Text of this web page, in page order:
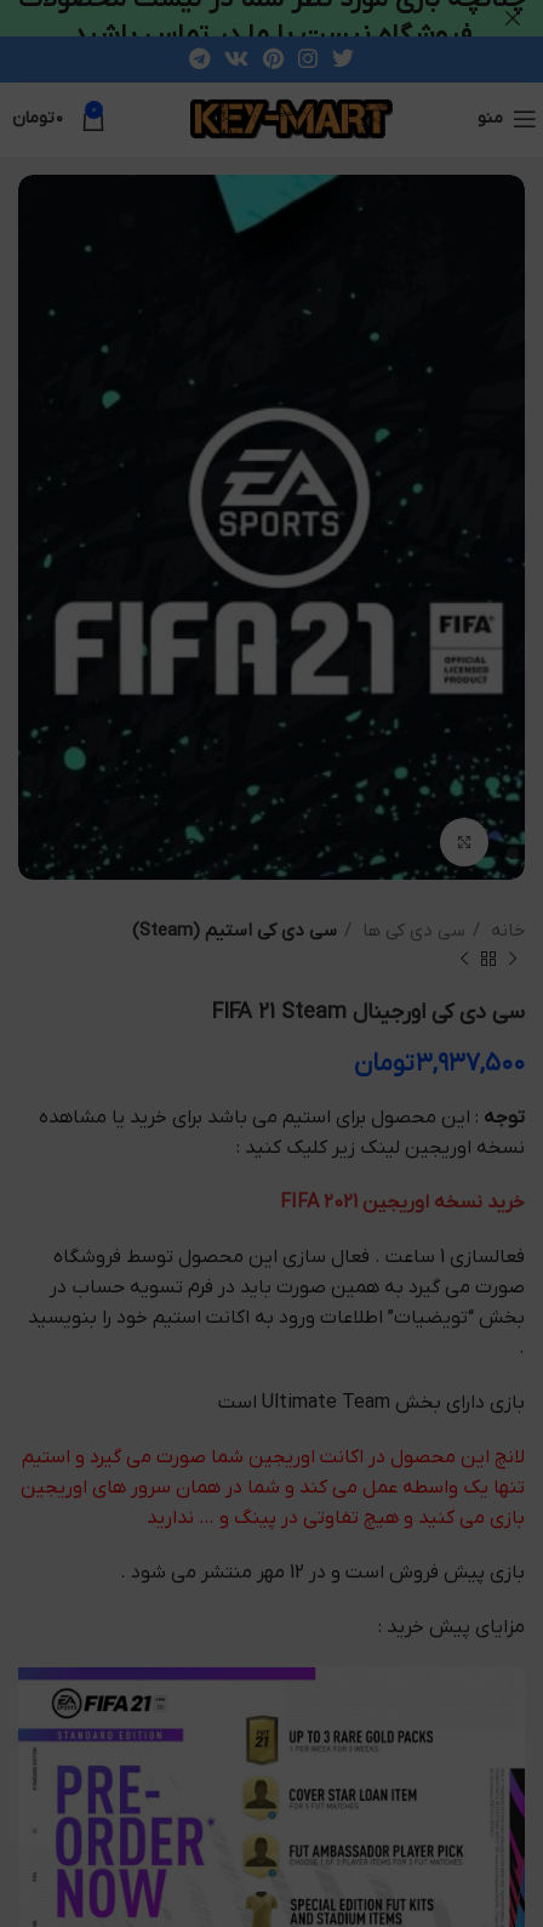
منو 0 ۰تومان
بزرگنمایی تصویر
خانه سی دی کی ها سی دی کی استیم (Steam)
سی دی کی اورجینال FIFA 21 Steam
۳,۹۳۷,۵۰۰تومان
توجه : این محصول برای استیم می باشد برای خرید یا مشاهده
نسخه اوریجین لینک زیر کلیک کنید :
خرید نسخه اوریجین FIFA 2021
فعالسازی 1 ساعت . فعال سازی این محصول توسط فروشگاه
صورت می گیرد به همین صورت باید در فرم تسویه حساب در
بخش “تویضیات” اطلاعات ورود به اکانت استیم خود را بنویسید
.
بازی دارای بخش Ultimate Team است
لانچ این محصول در اکانت اوریجین شما صورت می گیرد و استیم
تنها یک واسطه عمل می کند و شما در همان سرور های اوریجین
بازی می کنید و هیچ تفاوتی در پینگ و … ندارید
بازی پیش فروش است و در 12 مهر منتشر می شود .
مزایای پیش خرید :
فروشگاه نیست با ما در تماس باشید